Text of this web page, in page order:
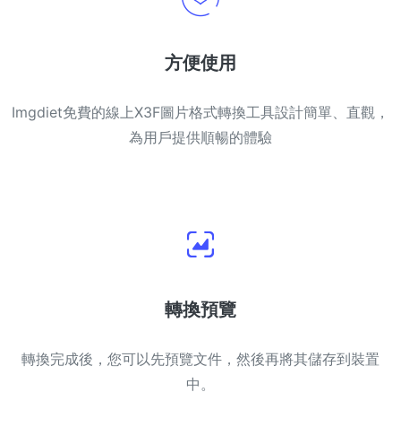
方便使用
Imgdiet免費的線上X3F圖片格式轉換工具設計簡單、直觀，
為用戶提供順暢的體驗
轉換預覽
轉換完成後，您可以先預覽文件，然後再將其儲存到裝置
中。